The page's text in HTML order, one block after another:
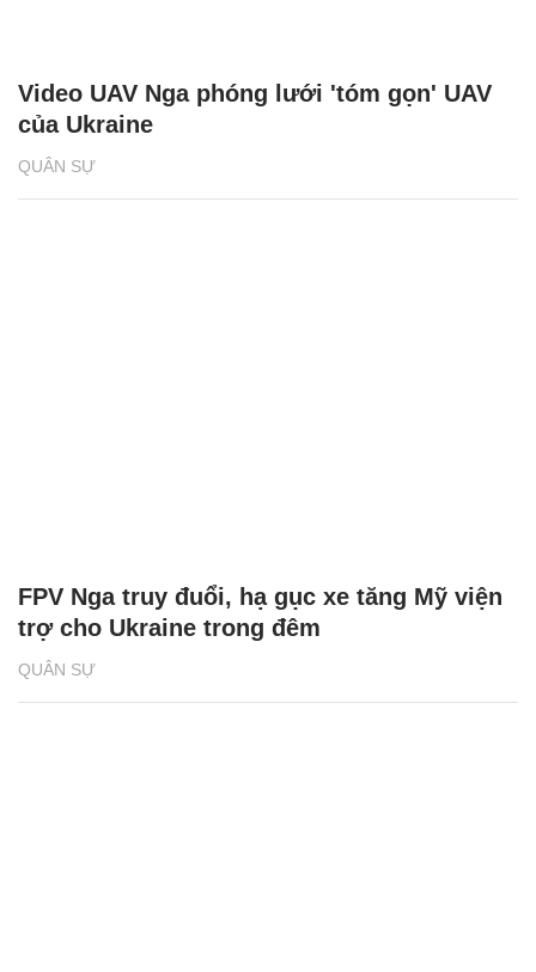
QUÂN SỰ
Video UAV Nga phóng lưới 'tóm gọn' UAV
của Ukraine
QUÂN SỰ
FPV Nga truy đuổi, hạ gục xe tăng Mỹ viện
trợ cho Ukraine trong đêm